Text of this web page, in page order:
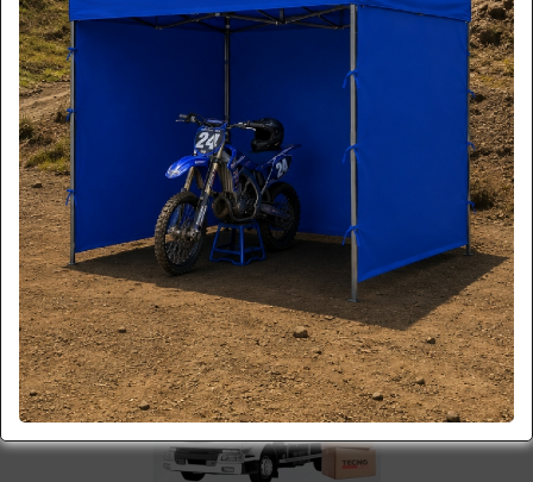
Por favor regrese a la página principal
VOLVER A HOME